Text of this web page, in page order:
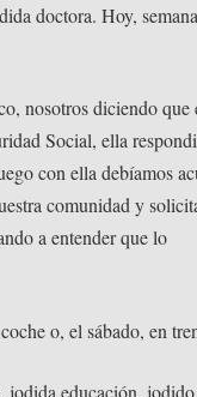
doctora. Hoy,
nosotros diciendo que
Social, ella
con ella debíamos
comunidad y
a entender que lo
o, el sábado, en
jodida educación, jodido